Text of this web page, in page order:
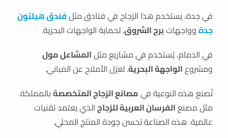
في جدة، يستخدم هذا الزجاج في فنادق مثلفندق هيلتون
جدةوواجهاتبرج الشروق. لحماية الواجهات البحرية.
في الدمام، يُستخدم في مشاريع مثلالمشاعل مول
ومشروعالواجهة البحرية. لعزل الأملاح عن المباني.
تُصنع هذه النوعية فيمصانع الزجاج المتخصصةبالمملكة.
مثل مصنعالفرسان العربية للزجاجالذي يعتمد تقنيات
عالمية. هذه الصناعة تحسن جودة المنتج المحلي.